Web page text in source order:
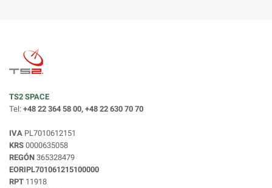
TS2 SPACE
Tel: +48 22 364 58 00, +48 22 630 70 70
IVA PL7010612151
KRS 0000635058
REGÓN 365328479
EORIPL701061215100000
RPT 11918